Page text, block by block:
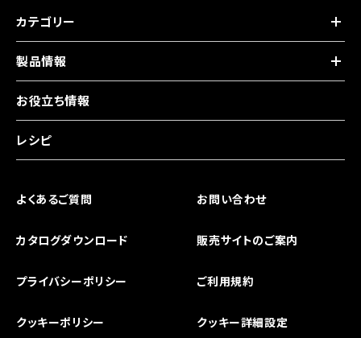
カテゴリー
製品情報
お役立ち情報
レシピ
よくあるご質問 お問い合わせ
カタログダウンロード 販売サイトのご案内
プライバシーポリシー ご利用規約
クッキーポリシー クッキー詳細設定